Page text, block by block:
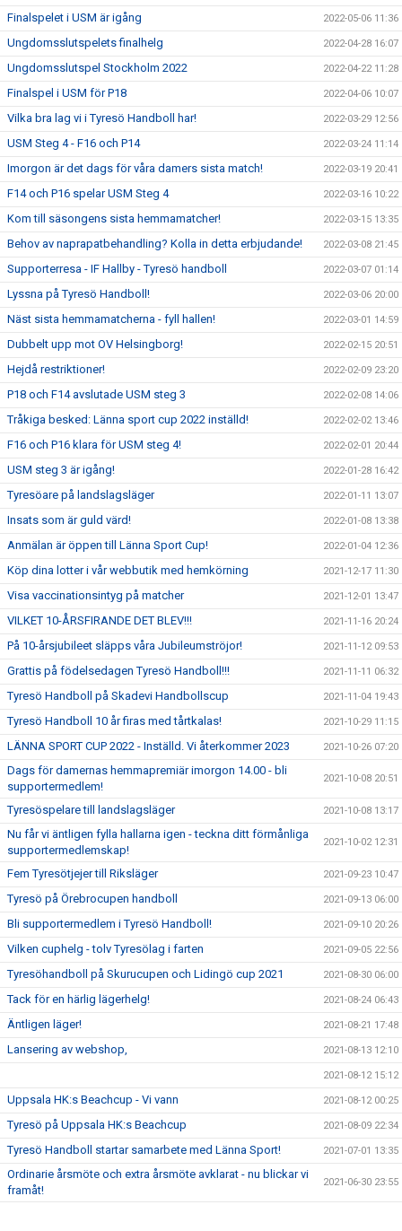
Finalspelet i USM är igång 2022-05-06 11:36
Ungdomsslutspelets finalhelg 2022-04-28 16:07
Ungdomsslutspel Stockholm 2022 2022-04-22 11:28
Finalspel i USM för P18 2022-04-06 10:07
Vilka bra lag vi i Tyresö Handboll har! 2022-03-29 12:56
USM Steg 4 - F16 och P14 2022-03-24 11:14
Imorgon är det dags för våra damers sista match! 2022-03-19 20:41
F14 och P16 spelar USM Steg 4 2022-03-16 10:22
Kom till säsongens sista hemmamatcher! 2022-03-15 13:35
Behov av naprapatbehandling? Kolla in detta erbjudande! 2022-03-08 21:45
Supporterresa - IF Hallby - Tyresö handboll 2022-03-07 01:14
Lyssna på Tyresö Handboll! 2022-03-06 20:00
Näst sista hemmamatcherna - fyll hallen! 2022-03-01 14:59
Dubbelt upp mot OV Helsingborg! 2022-02-15 20:51
Hejdå restriktioner! 2022-02-09 23:20
P18 och F14 avslutade USM steg 3 2022-02-08 14:06
Tråkiga besked: Länna sport cup 2022 inställd! 2022-02-02 13:46
F16 och P16 klara för USM steg 4! 2022-02-01 20:44
USM steg 3 är igång! 2022-01-28 16:42
Tyresöare på landslagsläger 2022-01-11 13:07
Insats som är guld värd! 2022-01-08 13:38
Anmälan är öppen till Länna Sport Cup! 2022-01-04 12:36
Köp dina lotter i vår webbutik med hemkörning 2021-12-17 11:30
Visa vaccinationsintyg på matcher 2021-12-01 13:47
VILKET 10-ÅRSFIRANDE DET BLEV!!! 2021-11-16 20:24
På 10-årsjubileet släpps våra Jubileumströjor! 2021-11-12 09:53
Grattis på födelsedagen Tyresö Handboll!!! 2021-11-11 06:32
Tyresö Handboll på Skadevi Handbollscup 2021-11-04 19:43
Tyresö Handboll 10 år firas med tårtkalas! 2021-10-29 11:15
LÄNNA SPORT CUP 2022 - Inställd. Vi återkommer 2023 2021-10-26 07:20
Dags för damernas hemmapremiär imorgon 14.00 - bli
supportermedlem!
2021-10-08 20:51
Tyresöspelare till landslagsläger 2021-10-08 13:17
Nu får vi äntligen fylla hallarna igen - teckna ditt förmånliga
supportermedlemskap!
2021-10-02 12:31
Fem Tyresötjejer till Riksläger 2021-09-23 10:47
Tyresö på Örebrocupen handboll 2021-09-13 06:00
Bli supportermedlem i Tyresö Handboll! 2021-09-10 20:26
Vilken cuphelg - tolv Tyresölag i farten 2021-09-05 22:56
Tyresöhandboll på Skurucupen och Lidingö cup 2021 2021-08-30 06:00
Tack för en härlig lägerhelg! 2021-08-24 06:43
Äntligen läger! 2021-08-21 17:48
Lansering av webshop, 2021-08-13 12:10
2021-08-12 15:12
Uppsala HK:s Beachcup - Vi vann 2021-08-12 00:25
Tyresö på Uppsala HK:s Beachcup 2021-08-09 22:34
Tyresö Handboll startar samarbete med Länna Sport! 2021-07-01 13:35
Ordinarie årsmöte och extra årsmöte avklarat - nu blickar vi
framåt!
2021-06-30 23:55